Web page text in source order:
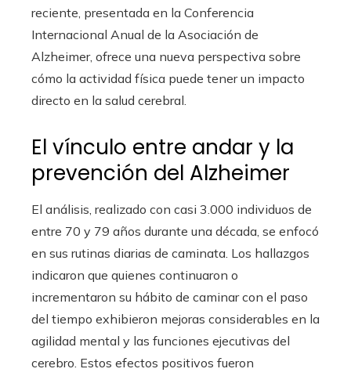
reciente, presentada en la Conferencia
Internacional Anual de la Asociación de
Alzheimer, ofrece una nueva perspectiva sobre
cómo la actividad física puede tener un impacto
directo en la salud cerebral.
El vínculo entre andar y la
prevención del Alzheimer
El análisis, realizado con casi 3.000 individuos de
entre 70 y 79 años durante una década, se enfocó
en sus rutinas diarias de caminata. Los hallazgos
indicaron que quienes continuaron o
incrementaron su hábito de caminar con el paso
del tiempo exhibieron mejoras considerables en la
agilidad mental y las funciones ejecutivas del
cerebro. Estos efectos positivos fueron